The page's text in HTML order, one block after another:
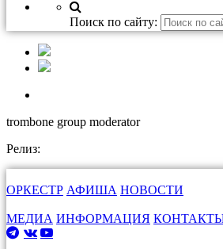
Поиск по сайту:
trombone group moderator
Релиз:
ОРКЕСТР АФИША НОВОСТИ
МЕДИА ИНФОРМАЦИЯ